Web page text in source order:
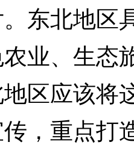
东北地区
业、生态
区应该将
，重点打